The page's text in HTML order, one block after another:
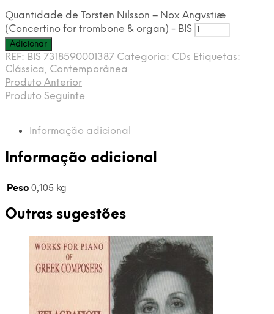
Quantidade de Torsten Nilsson – Nox Angvstiæ
(Concertino for trombone & organ) - BIS
Adicionar
REF: BIS 7318590001387 Categoria: CDs Etiquetas:
Clássica, Contemporânea
Produto Anterior
Produto Seguinte
Informação adicional
Informação adicional
Peso 0,105 kg
Outras sugestões